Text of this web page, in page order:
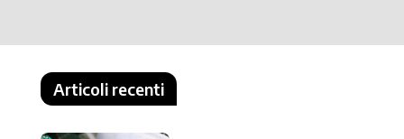
Articoli recenti